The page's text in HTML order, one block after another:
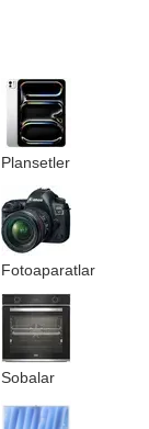
Plansetler
Fotoaparatlar
Sobalar